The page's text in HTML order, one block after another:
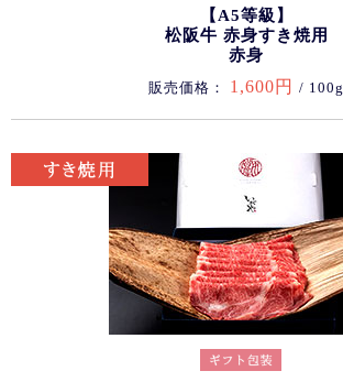
【A5等級】
松阪牛 赤身すき焼用
赤身
販売価格： 1,600円 / 100g